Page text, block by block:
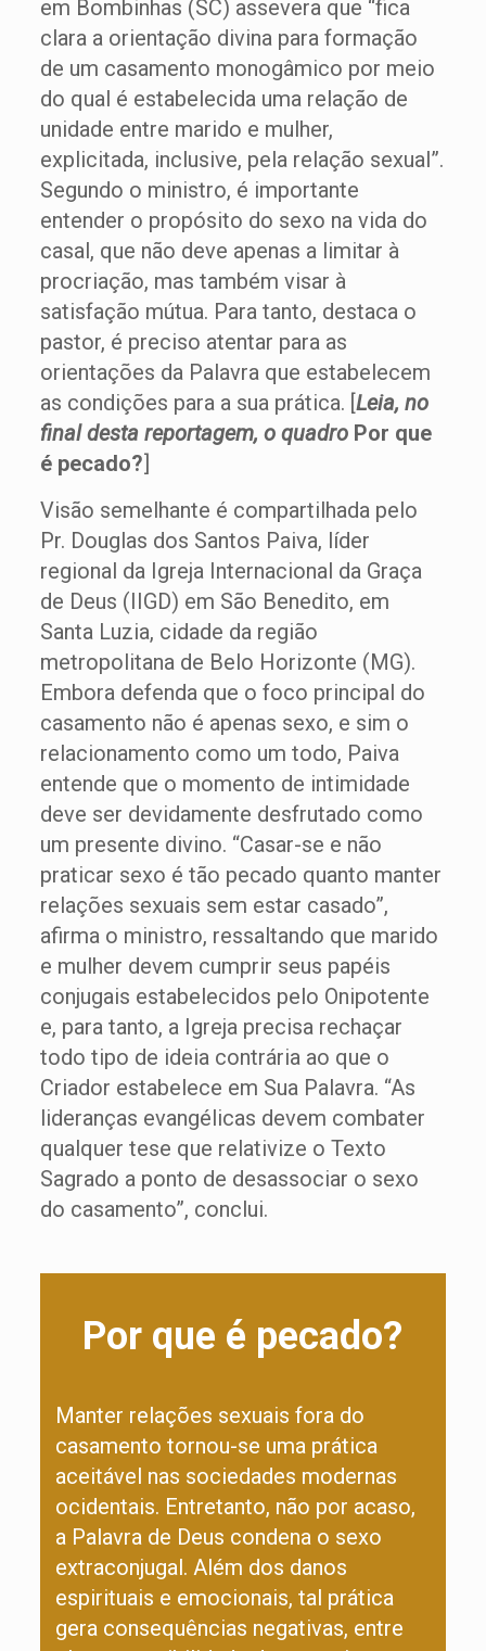
em Bombinhas (SC) assevera que “fica
clara a orientação divina para formação
de um casamento monogâmico por meio
do qual é estabelecida uma relação de
unidade entre marido e mulher,
explicitada, inclusive, pela relação sexual”.
Segundo o ministro, é importante
entender o propósito do sexo na vida do
casal, que não deve apenas a limitar à
procriação, mas também visar à
satisfação mútua. Para tanto, destaca o
pastor, é preciso atentar para as
orientações da Palavra que estabelecem
as condições para a sua prática. [Leia, no
final desta reportagem, o quadroPor que
é pecado?]
Visão semelhante é compartilhada pelo
Pr. Douglas dos Santos Paiva, líder
regional da Igreja Internacional da Graça
de Deus (IIGD) em São Benedito, em
Santa Luzia, cidade da região
metropolitana de Belo Horizonte (MG).
Embora defenda que o foco principal do
casamento não é apenas sexo, e sim o
relacionamento como um todo, Paiva
entende que o momento de intimidade
deve ser devidamente desfrutado como
um presente divino. “Casar-se e não
praticar sexo é tão pecado quanto manter
relações sexuais sem estar casado”,
afirma o ministro, ressaltando que marido
e mulher devem cumprir seus papéis
conjugais estabelecidos pelo Onipotente
e, para tanto, a Igreja precisa rechaçar
todo tipo de ideia contrária ao que o
Criador estabelece em Sua Palavra. “As
lideranças evangélicas devem combater
qualquer tese que relativize o Texto
Sagrado a ponto de desassociar o sexo
do casamento”, conclui.
Por que é pecado?
Manter relações sexuais fora do
casamento tornou-se uma prática
aceitável nas sociedades modernas
ocidentais. Entretanto, não por acaso,
a Palavra de Deus condena o sexo
extraconjugal. Além dos danos
espirituais e emocionais, tal prática
gera consequências negativas, entre